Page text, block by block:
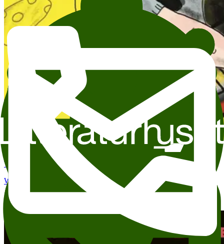
26. okt.–30. okt.
Tilpasset skolebesøk 1.-10. trinn: Nesejakten
Wergeland
Litteraturhuset